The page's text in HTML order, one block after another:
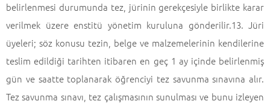
belirlenmesi durumunda tez, jürinin gerekçesiyle birlikte karar
verilmek üzere enstitü yönetim kuruluna gönderilir.13. Jüri
üyeleri; söz konusu tezin, belge ve malzemelerinin kendilerine
teslim edildiği tarihten itibaren en geç 1 ay içinde belirlenmiş
gün ve saatte toplanarak öğrenciyi tez savunma sınavına alır.
Tez savunma sınavı, tez çalışmasının sunulması ve bunu izleyen